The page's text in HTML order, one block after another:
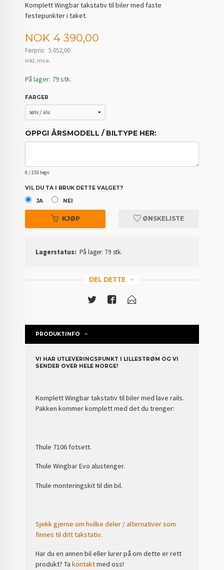
Komplett Wingbar takstativ til biler med faste
festepunkter i taket.
Tilbud
NOK 4 390,00
Førpris: 5 052,00
Rabatt
inkl. mva.
På lager: 79 stk.
FARGER
OPPGI ÅRSMODELL / BILTYPE HER:
0 / 255 tegn
VIL DU TA I BRUK DETTE VALGET?
JA
NEI
KJØP ØNSKELISTE
Lagerstatus: På lager: 79 stk.
DEL DETTE
PRODUKTINFO
VI HAR UTLEVERINGSPUNKT I LILLESTRØM OG VI
SENDER OVER HELE NORGE!
Komplett Wingbar takstativ til biler med lave rails.
Pakken kommer komplett med det du trenger:
Thule 7106 fotsett.
Thule Wingbar Evo alustenger.
Thule monteringskit til din bil.
Sjekk gjerne om hvilke deler / alternativer som
finnes til ditt takstativ.
Har du en annen bil eller lurer på om dette er rett
produkt? Takontaktmed oss!